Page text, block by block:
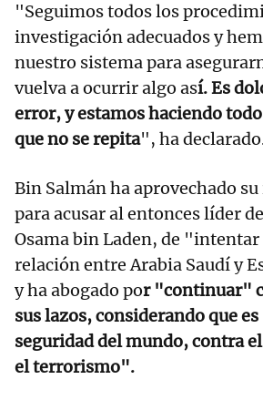
"Seguimos todos los
investigación adecuados y
nuestro sistema para
vuelva a ocurrir algo así. Es
error, y estamos haciendo
que no se repita", ha
Bin Salmán ha aprovechado
para acusar al entonces líder
Osama bin Laden, de
relación entre Arabia Saudí y
y ha abogado por "continuar"
sus lazos, considerando que
seguridad del mundo, contra
el terrorismo".